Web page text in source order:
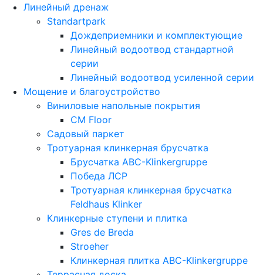
Линейный дренаж
Standartpark
Дождеприемники и комплектующие
Линейный водоотвод стандартной
серии
Линейный водоотвод усиленной серии
Мощение и благоустройство
Виниловые напольные покрытия
CM Floor
Садовый паркет
Тротуарная клинкерная брусчатка
Брусчатка АВС-Klinkergruppe
Победа ЛСР
Тротуарная клинкерная брусчатка
Feldhaus Klinker
Клинкерные ступени и плитка
Gres de Breda
Stroeher
Клинкерная плитка ABC-Klinkergruppe